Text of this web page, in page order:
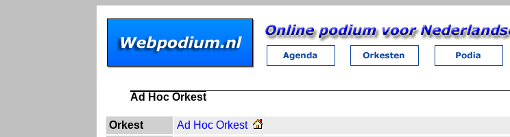
Ad Hoc Orkest
Orkest
Ad Hoc Orkest